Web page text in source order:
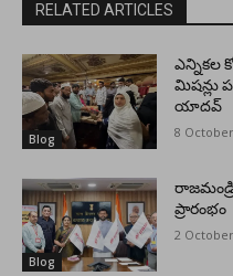
RELATED ARTICLES
Blog
ఎన్నికల
మిషన్లు
యాదవ్
8
Blog
ప్రారంభం
2